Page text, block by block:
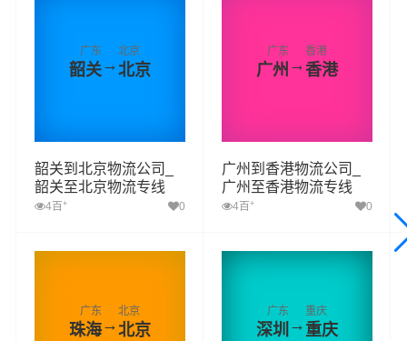
广东
韶关→
北京
北京
韶关到北京物流公司_
韶关至北京物流专线
4百 + 0
广东
广州 →
香港
香港
广州到香港物流公司_
广州至香港物流专线
4百 + 0
广东
珠海→
北京
北京
广东
深圳→
重庆
重庆